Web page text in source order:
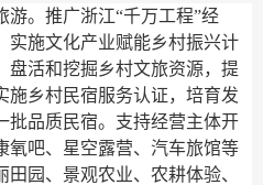
。 推广浙江“千万工程”经
实施文化产业赋能乡村振兴计
盘活和挖掘乡村文旅资源，提
施乡村民宿服务认证，培育发
批品质民宿。支持经营主体开
氧吧、星空露营、汽车旅馆等
园、景观农业、农耕体验、